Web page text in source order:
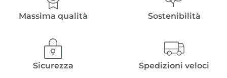
Massima qualità Sostenibilità
Sicurezza Spedizioni veloci